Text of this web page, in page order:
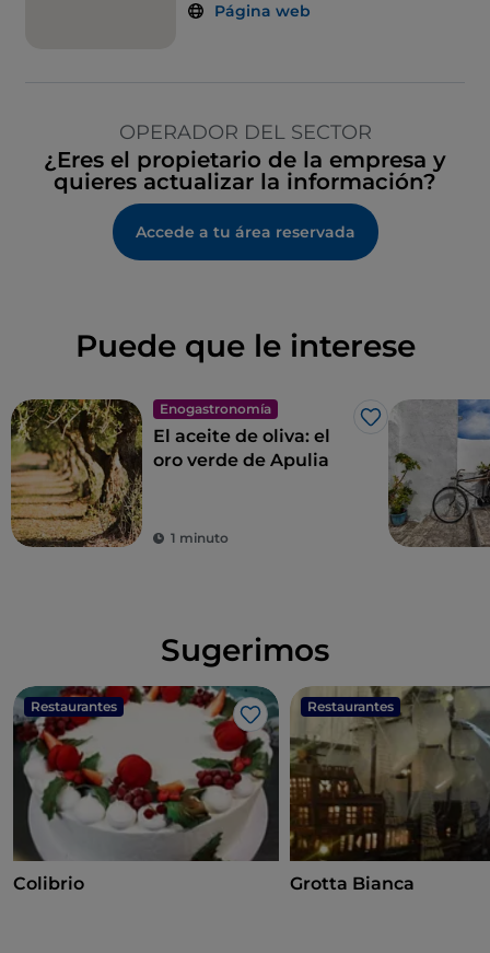
Página web
OPERADOR DEL SECTOR
¿Eres el propietario de la empresa y
quieres actualizar la información?
Accede a tu área reservada
Puede que le interese
Enogastronomía
Me gusta
El aceite de oliva: el
oro verde de Apulia
1 minuto
Sugerimos
Restaurantes
Me gusta
Colibrio
Restaurantes
Grotta Bianca